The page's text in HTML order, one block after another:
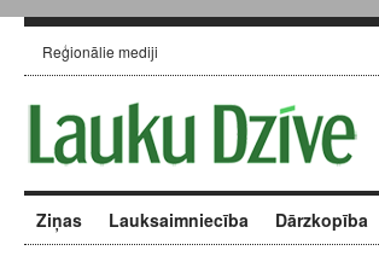
Reģionālie mediji
Ziņas Lauksaimniecība Dārzkopība